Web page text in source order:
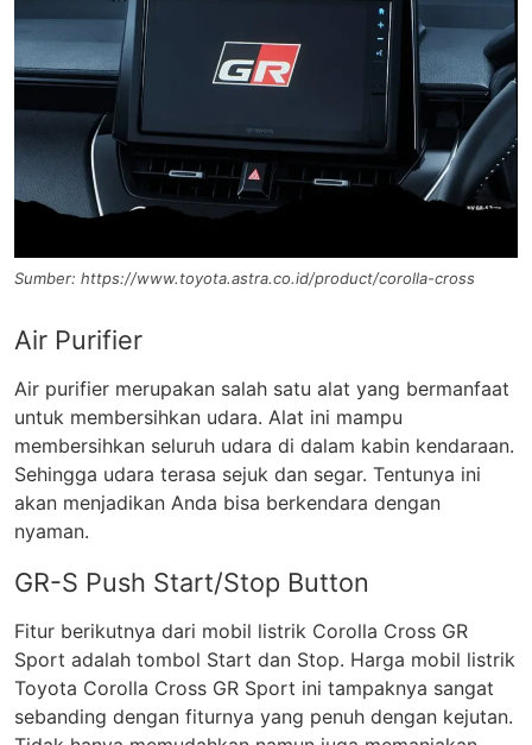
Sumber: https://www.toyota.astra.co.id/product/corolla-cross
Air Purifier
Air purifier merupakan salah satu alat yang bermanfaat
untuk membersihkan udara. Alat ini mampu
membersihkan seluruh udara di dalam kabin kendaraan.
Sehingga udara terasa sejuk dan segar. Tentunya ini
akan menjadikan Anda bisa berkendara dengan
nyaman.
GR-S Push Start/Stop Button
Fitur berikutnya dari mobil listrik Corolla Cross GR
Sport adalah tombol Start dan Stop. Harga mobil listrik
Toyota Corolla Cross GR Sport ini tampaknya sangat
sebanding dengan fiturnya yang penuh dengan kejutan.